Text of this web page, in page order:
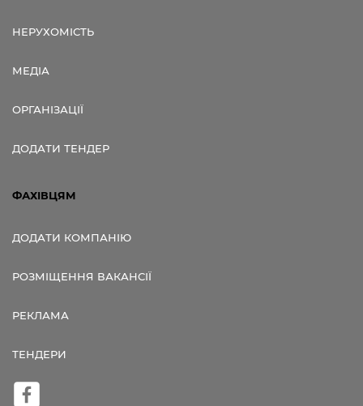
НЕРУХОМІСТЬ
МЕДІА
ОРГАНІЗАЦІЇ
ДОДАТИ ТЕНДЕР
ФАХІВЦЯМ
ДОДАТИ КОМПАНІЮ
РОЗМІЩЕННЯ ВАКАНСІЇ
РЕКЛАМА
ТЕНДЕРИ